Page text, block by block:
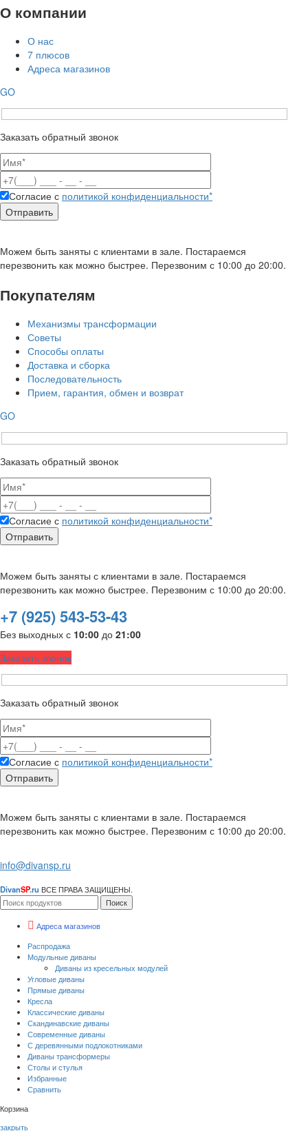
О компании
О нас
7 плюсов
Адреса магазинов
GO
Заказать обратный звонок
Согласие с политикой конфиденциальности*
Можем быть заняты с клиентами в зале. Постараемся
перезвонить как можно быстрее. Перезвоним с 10:00 до 20:00.
Покупателям
Механизмы трансформации
Советы
Способы оплаты
Доставка и сборка
Последовательность
Прием, гарантия, обмен и возврат
GO
Заказать обратный звонок
Согласие с политикой конфиденциальности*
Можем быть заняты с клиентами в зале. Постараемся
перезвонить как можно быстрее. Перезвоним с 10:00 до 20:00.
+7 (925) 543-53-43
Без выходных с 10:00 до 21:00
Заказать звонок
Заказать обратный звонок
Согласие с политикой конфиденциальности*
Можем быть заняты с клиентами в зале. Постараемся
перезвонить как можно быстрее. Перезвоним с 10:00 до 20:00.
info@divansp.ru
DivanSP.ru ВСЕ ПРАВА ЗАЩИЩЕНЫ.
Поиск
Адреса магазинов
Распродажа
Модульные диваны
Диваны из кресельных модулей
Угловые диваны
Прямые диваны
Кресла
Классические диваны
Скандинавские диваны
Современные диваны
С деревянными подлокотниками
Диваны трансформеры
Столы и стулья
Избранные
Сравнить
Корзина
закрыть